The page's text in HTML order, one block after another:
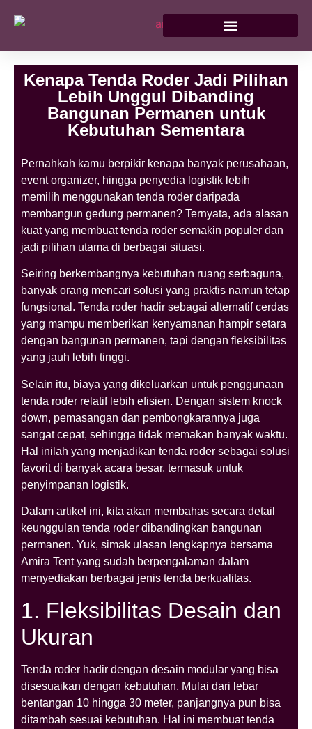
Kenapa Tenda Roder Jadi Pilihan
Lebih Unggul Dibanding
Bangunan Permanen untuk
Kebutuhan Sementara
Pernahkah kamu berpikir kenapa banyak perusahaan,
event organizer, hingga penyedia logistik lebih
memilih menggunakan tenda roder daripada
membangun gedung permanen? Ternyata, ada alasan
kuat yang membuat tenda roder semakin populer dan
jadi pilihan utama di berbagai situasi.
Seiring berkembangnya kebutuhan ruang serbaguna,
banyak orang mencari solusi yang praktis namun tetap
fungsional. Tenda roder hadir sebagai alternatif cerdas
yang mampu memberikan kenyamanan hampir setara
dengan bangunan permanen, tapi dengan fleksibilitas
yang jauh lebih tinggi.
Selain itu, biaya yang dikeluarkan untuk penggunaan
tenda roder relatif lebih efisien. Dengan sistem knock
down, pemasangan dan pembongkarannya juga
sangat cepat, sehingga tidak memakan banyak waktu.
Hal inilah yang menjadikan tenda roder sebagai solusi
favorit di banyak acara besar, termasuk untuk
penyimpanan logistik.
Dalam artikel ini, kita akan membahas secara detail
keunggulan tenda roder dibandingkan bangunan
permanen. Yuk, simak ulasan lengkapnya bersama
Amira Tent yang sudah berpengalaman dalam
menyediakan berbagai jenis tenda berkualitas.
1. Fleksibilitas Desain dan
Ukuran
Tenda roder hadir dengan desain modular yang bisa
disesuaikan dengan kebutuhan. Mulai dari lebar
bentangan 10 hingga 30 meter, panjangnya pun bisa
ditambah sesuai kebutuhan. Hal ini membuat tenda